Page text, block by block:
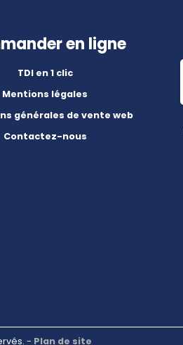
en ligne
TDI en 1 clic
Mentions légales
générales de vente web
Contactez-nous
- Plan de site